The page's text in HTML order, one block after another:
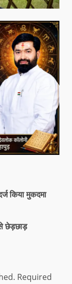
किया मुकदमा
छेड़छाड़
Required